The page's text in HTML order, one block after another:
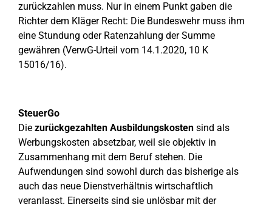
zurückzahlen muss. Nur in einem Punkt gaben die
Richter dem Kläger Recht: Die Bundeswehr muss ihm
eine Stundung oder Ratenzahlung der Summe
gewähren (VerwG-Urteil vom 14.1.2020, 10 K
15016/16).
SteuerGo
Die zurückgezahlten Ausbildungskosten sind als
Werbungskosten absetzbar, weil sie objektiv in
Zusammenhang mit dem Beruf stehen. Die
Aufwendungen sind sowohl durch das bisherige als
auch das neue Dienstverhältnis wirtschaftlich
veranlasst. Einerseits sind sie unlösbar mit der